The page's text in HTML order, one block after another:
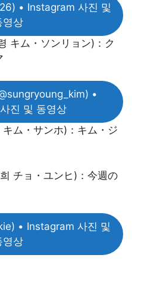
• Instagram 사진 및
영상
キム・ソンリョン)：ク
•
진 및 동영상
ム・サンホ)：キム・ジ
チョ・ユンヒ)：今週の
• Instagram 사진 및
영상